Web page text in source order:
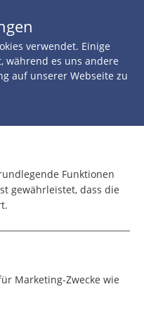
verwendet. Einige
während es uns andere
auf unserer Webseite zu
Funktionen
gewährleistet, dass die
Marketing-Zwecke wie